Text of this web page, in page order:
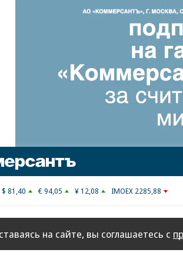
$ 81,40 € 94,05 ¥ 12,08 IMOEX 2285,88
на сайте, вы соглашаетесь с